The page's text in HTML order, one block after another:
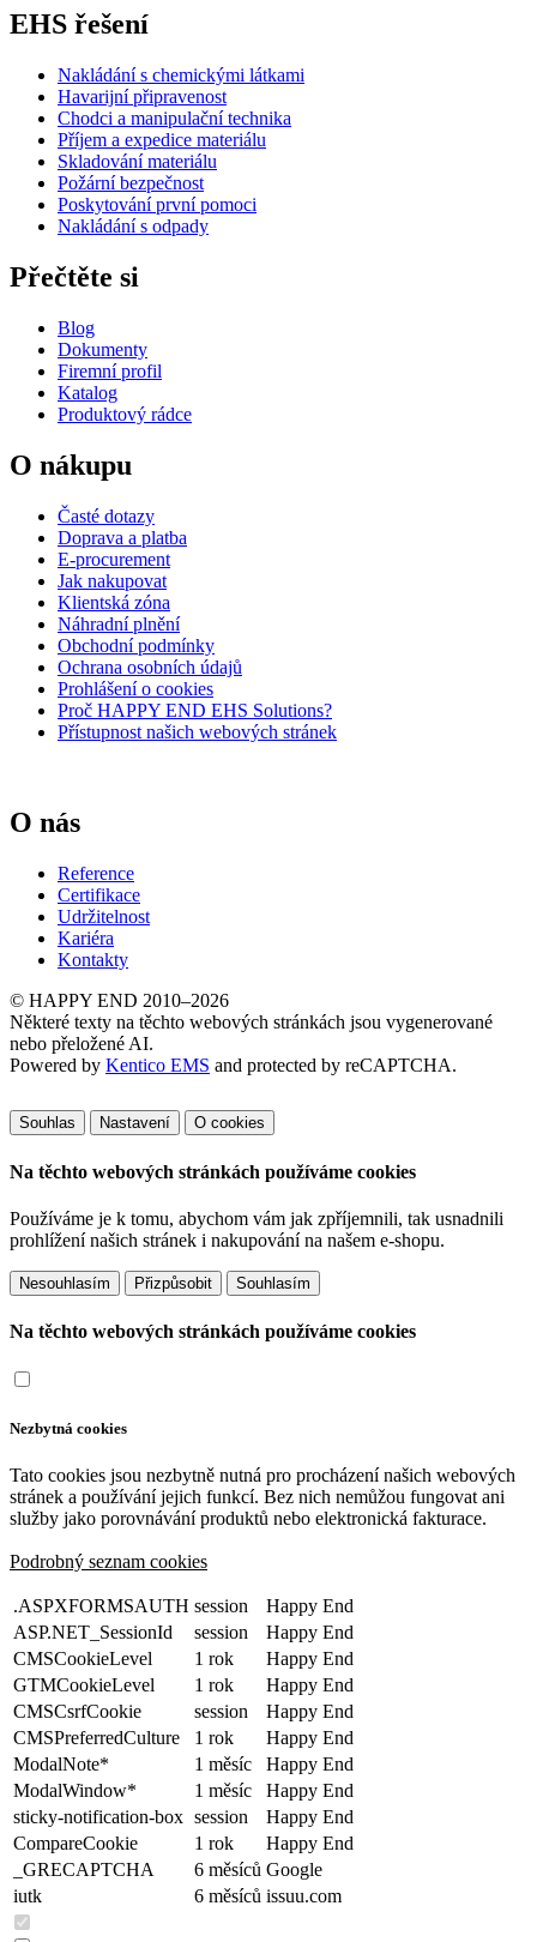
EHS řešení
Nakládání s chemickými látkami
Havarijní připravenost
Chodci a manipulační technika
Příjem a expedice materiálu
Skladování materiálu
Požární bezpečnost
Poskytování první pomoci
Nakládání s odpady
Přečtěte si
Blog
Dokumenty
Firemní profil
Katalog
Produktový rádce
O nákupu
Časté dotazy
Doprava a platba
E-procurement
Jak nakupovat
Klientská zóna
Náhradní plnění
Obchodní podmínky
Ochrana osobních údajů
Prohlášení o cookies
Proč HAPPY END EHS Solutions?
Přístupnost našich webových stránek
O nás
Reference
Certifikace
Udržitelnost
Kariéra
Kontakty
© HAPPY END 2010–2026
Některé texty na těchto webových stránkách jsou vygenerované
nebo přeložené AI.
Powered by Kentico EMS and protected by reCAPTCHA.
Souhlas Nastavení O cookies
Na těchto webových stránkách používáme cookies
Používáme je k tomu, abychom vám jak zpříjemnili, tak usnadnili
prohlížení našich stránek i nakupování na našem e-shopu.
Přizpůsobit
Na těchto webových stránkách používáme cookies
Nezbytná cookies
Tato cookies jsou nezbytně nutná pro procházení našich webových
stránek a používání jejich funkcí. Bez nich nemůžou fungovat ani
služby jako porovnávání produktů nebo elektronická fakturace.
Podrobný seznam cookies
.ASPXFORMSAUTH session
Happy End
ASP.NET_SessionId
session
Happy End
CMSCookieLevel
1 rok
Happy End
GTMCookieLevel
1 rok
Happy End
CMSCsrfCookie
session
Happy End
CMSPreferredCulture
1 rok
Happy End
ModalNote*
1 měsíc
Happy End
ModalWindow*
1 měsíc
Happy End
sticky-notification-box session
Happy End
CompareCookie
1 rok
Happy End
_GRECAPTCHA
6 měsíců Google
iutk
6 měsíců issuu.com